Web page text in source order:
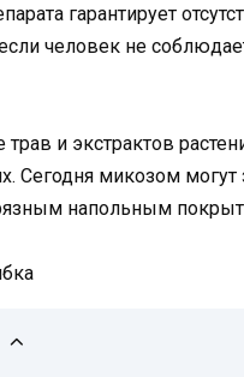
гарантирует
человек не
трав и экстрактов
Сегодня микозом
напольным